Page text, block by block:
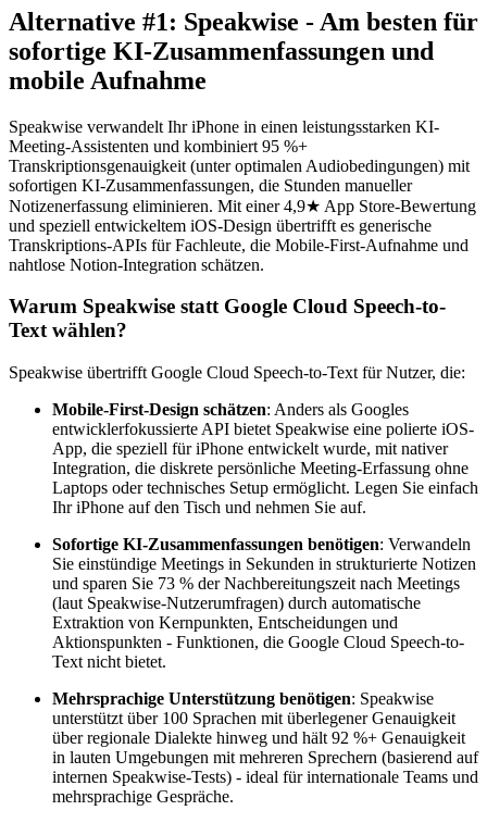
Alternative #1: Speakwise - Am besten für
sofortige KI-Zusammenfassungen und
mobile Aufnahme
Speakwise verwandelt Ihr iPhone in einen leistungsstarken KI-
Meeting-Assistenten und kombiniert 95 %+
Transkriptionsgenauigkeit (unter optimalen Audiobedingungen) mit
sofortigen KI-Zusammenfassungen, die Stunden manueller
Notizenerfassung eliminieren. Mit einer 4,9★ App Store-Bewertung
und speziell entwickeltem iOS-Design übertrifft es generische
Transkriptions-APIs für Fachleute, die Mobile-First-Aufnahme und
nahtlose Notion-Integration schätzen.
Warum Speakwise statt Google Cloud Speech-to-
Text wählen?
Speakwise übertrifft Google Cloud Speech-to-Text für Nutzer, die:
Mobile-First-Design schätzen: Anders als Googles
entwicklerfokussierte API bietet Speakwise eine polierte iOS-
App, die speziell für iPhone entwickelt wurde, mit nativer
Integration, die diskrete persönliche Meeting-Erfassung ohne
Laptops oder technisches Setup ermöglicht. Legen Sie einfach
Ihr iPhone auf den Tisch und nehmen Sie auf.
Sofortige KI-Zusammenfassungen benötigen: Verwandeln
Sie einstündige Meetings in Sekunden in strukturierte Notizen
und sparen Sie 73 % der Nachbereitungszeit nach Meetings
(laut Speakwise-Nutzerumfragen) durch automatische
Extraktion von Kernpunkten, Entscheidungen und
Aktionspunkten - Funktionen, die Google Cloud Speech-to-
Text nicht bietet.
Mehrsprachige Unterstützung benötigen: Speakwise
unterstützt über 100 Sprachen mit überlegener Genauigkeit
über regionale Dialekte hinweg und hält 92 %+ Genauigkeit
in lauten Umgebungen mit mehreren Sprechern (basierend auf
internen Speakwise-Tests) - ideal für internationale Teams und
mehrsprachige Gespräche.